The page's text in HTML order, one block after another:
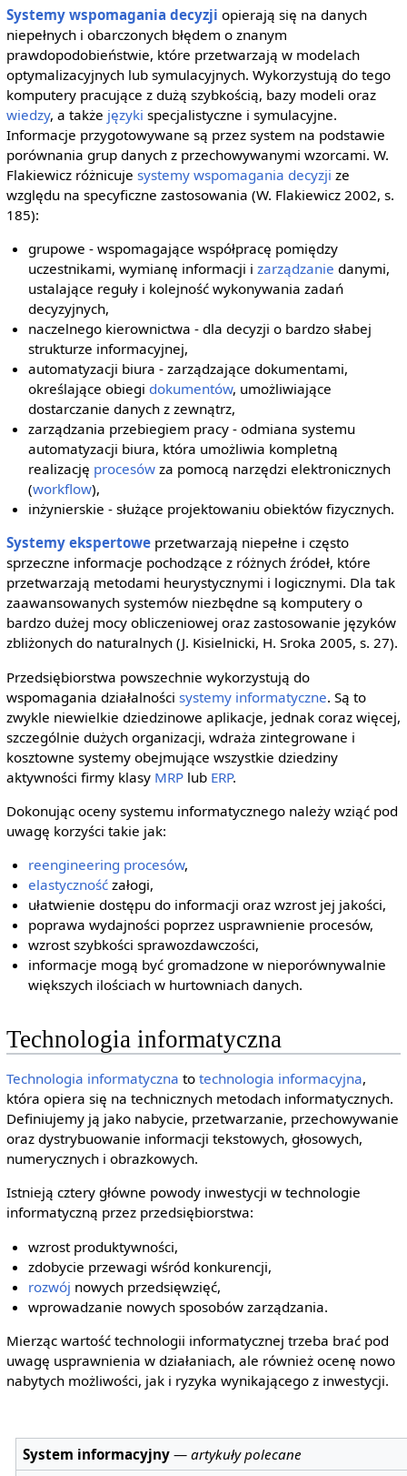
Systemy wspomagania decyzji opierają się na danych
niepełnych i obarczonych błędem o znanym
prawdopodobieństwie, które przetwarzają w modelach
optymalizacyjnych lub symulacyjnych. Wykorzystują do tego
komputery pracujące z dużą szybkością, bazy modeli oraz
wiedzy, a także języki specjalistyczne i symulacyjne.
Informacje przygotowywane są przez system na podstawie
porównania grup danych z przechowywanymi wzorcami. W.
Flakiewicz różnicuje systemy wspomagania decyzji ze
względu na specyficzne zastosowania (W. Flakiewicz 2002, s.
185):
grupowe - wspomagające współpracę pomiędzy
uczestnikami, wymianę informacji izarządzanie danymi,
ustalające reguły i kolejność wykonywania zadań
decyzyjnych,
naczelnego kierownictwa - dla decyzji o bardzo słabej
strukturze informacyjnej,
automatyzacji biura - zarządzające dokumentami,
określające obiegi dokumentów, umożliwiające
dostarczanie danych z zewnątrz,
zarządzania przebiegiem pracy - odmiana systemu
automatyzacji biura, która umożliwia kompletną
realizację procesów za pomocą narzędzi elektronicznych
(workflow),
inżynierskie - służące projektowaniu obiektów fizycznych.
Systemy ekspertoweprzetwarzają niepełne i często
sprzeczne informacje pochodzące z różnych źródeł, które
przetwarzają metodami heurystycznymi i logicznymi. Dla tak
zaawansowanych systemów niezbędne są komputery o
bardzo dużej mocy obliczeniowej oraz zastosowanie języków
zbliżonych do naturalnych (J. Kisielnicki, H. Sroka 2005, s. 27).
Przedsiębiorstwa powszechnie wykorzystują do
wspomagania działalności systemy informatyczne. Są to
zwykle niewielkie dziedzinowe aplikacje, jednak coraz więcej,
szczególnie dużych organizacji, wdraża zintegrowane i
kosztowne systemy obejmujące wszystkie dziedziny
aktywności firmy klasy MRPlub ERP.
Dokonując oceny systemu informatycznego należy wziąć pod
uwagę korzyści takie jak:
reengineering procesów,
elastyczność załogi,
ułatwienie dostępu do informacji oraz wzrost jej jakości,
poprawa wydajności poprzez usprawnienie procesów,
wzrost szybkości sprawozdawczości,
informacje mogą być gromadzone w nieporównywalnie
większych ilościach w hurtowniach danych.
Technologia informatyczna
Technologia informatyczna to technologia informacyjna,
która opiera się na technicznych metodach informatycznych.
Definiujemy ją jako nabycie, przetwarzanie, przechowywanie
oraz dystrybuowanie informacji tekstowych, głosowych,
numerycznych i obrazkowych.
Istnieją cztery główne powody inwestycji w technologie
informatyczną przez przedsiębiorstwa:
wzrost produktywności,
zdobycie przewagi wśród konkurencji,
rozwój nowych przedsięwzięć,
wprowadzanie nowych sposobów zarządzania.
Mierząc wartość technologii informatycznej trzeba brać pod
uwagę usprawnienia w działaniach, ale również ocenę nowo
nabytych możliwości, jak i ryzyka wynikającego z inwestycji.
System informacyjny —artykuły polecane